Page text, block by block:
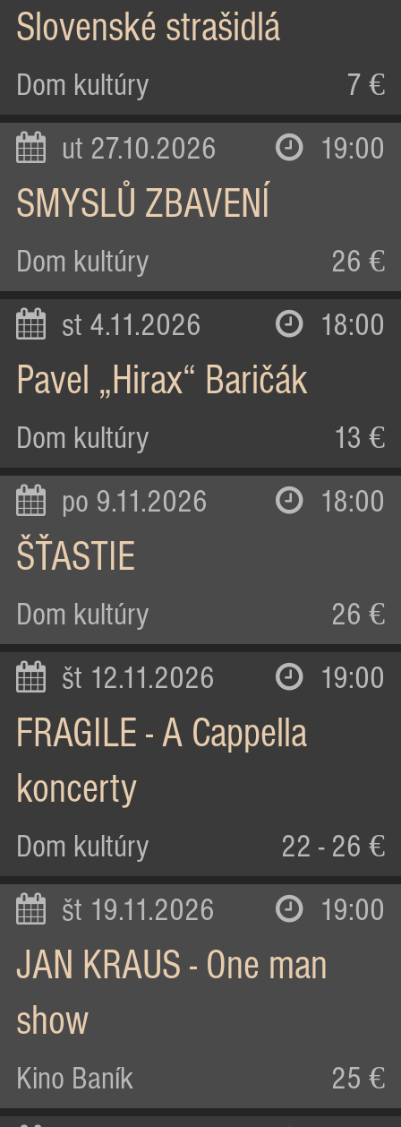
Slovenské strašidlá
Dom kultúry 7 €
ut 27.10.2026 19:00
SMYSLŮ ZBAVENÍ
Dom kultúry 26 €
st 4.11.2026 18:00
Pavel „Hirax“ Baričák
Dom kultúry 13 €
po 9.11.2026 18:00
ŠŤASTIE
Dom kultúry 26 €
št 12.11.2026 19:00
FRAGILE - A Cappella
koncerty
Dom kultúry 22 - 26 €
št 19.11.2026 19:00
JAN KRAUS - One man
show
Kino Baník 25 €